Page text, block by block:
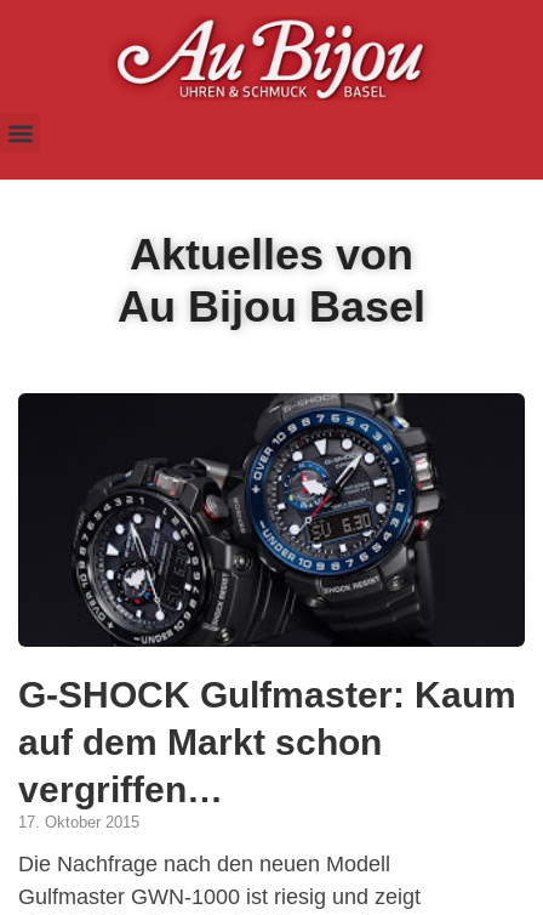
Aktuelles von
Au Bijou Basel
G-SHOCK Gulfmaster: Kaum
auf dem Markt schon
vergriffen…
17. Oktober 2015
Die Nachfrage nach den neuen Modell
Gulfmaster GWN-1000 ist riesig und zeigt